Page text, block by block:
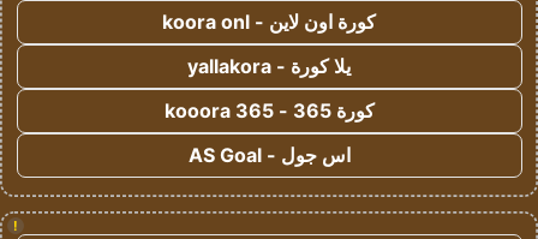
كورة اون لاين - koora onl
يلا كورة - yallakora
كورة 365 - kooora 365
اس جول - AS Goal
!